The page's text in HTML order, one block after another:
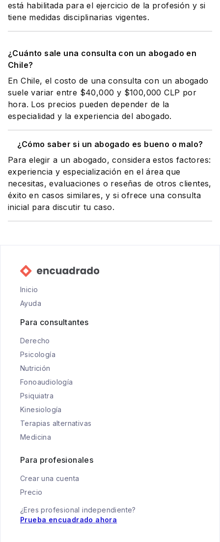
está habilitada para el ejercicio de la profesión y si
tiene medidas disciplinarias vigentes.
¿Cuánto sale una consulta con un abogado en
Chile?
En Chile, el costo de una consulta con un abogado
suele variar entre $40,000 y $100,000 CLP por
hora. Los precios pueden depender de la
especialidad y la experiencia del abogado.
¿Cómo saber si un abogado es bueno o malo?
Para elegir a un abogado, considera estos factores:
experiencia y especialización en el área que
necesitas, evaluaciones o reseñas de otros clientes,
éxito en casos similares, y si ofrece una consulta
inicial para discutir tu caso.
Inicio
Ayuda
Para consultantes
Derecho
Psicología
Nutrición
Fonoaudiología
Psiquiatra
Kinesiología
Terapias alternativas
Medicina
Para profesionales
Crear una cuenta
Precio
¿Eres profesional independiente?
Prueba encuadrado ahora